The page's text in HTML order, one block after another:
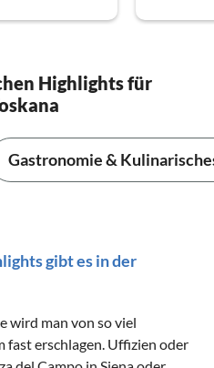
Highlights für
Gastronomie &
gibt es in der
wird man von so viel
fast erschlagen. Uffizien oder